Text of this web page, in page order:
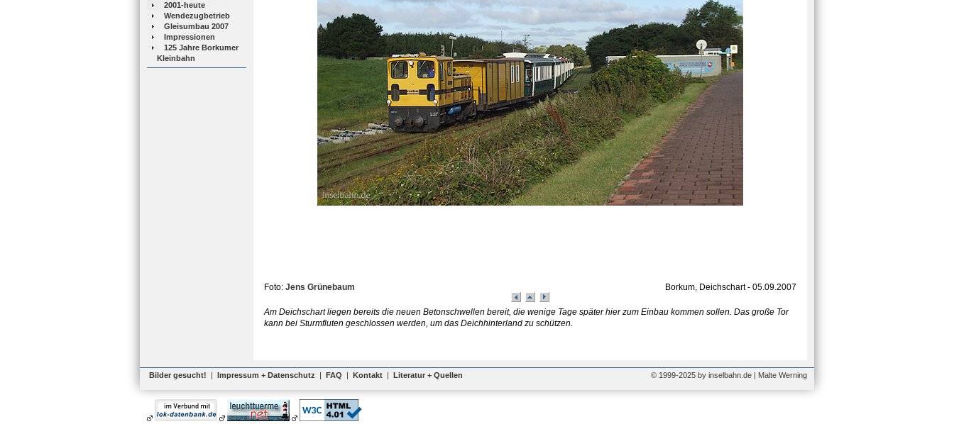
2001-heute
Wendezugbetrieb
Gleisumbau 2007
Impressionen
125 Jahre Borkumer
Kleinbahn
Foto: Jens Grünebaum Borkum, Deichschart - 05.09.2007
Am Deichschart liegen bereits die neuen Betonschwellen bereit, die wenige Tage später hier zum Einbau kommen sollen. Das große Tor
kann bei Sturmfluten geschlossen werden, um das Deichhinterland zu schützen.
Bilder gesucht! | Impressum + Datenschutz | FAQ | Kontakt | Literatur + Quellen © 1999-2025 by inselbahn.de | Malte Werning